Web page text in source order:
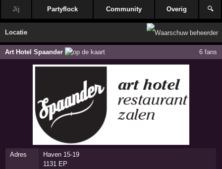
Jij Partyflock Community Overig 🔍
Locatie
Art Hotel Spaander 6 fans
Adres
Haven 15-19
1131 EP